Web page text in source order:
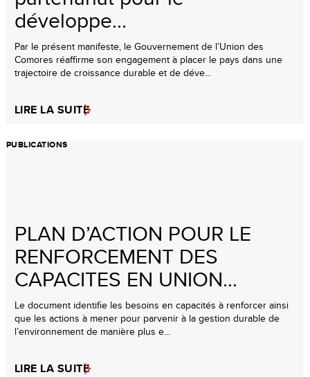
développe...
Par le présent manifeste, le Gouvernement de l’Union des
Comores réaffirme son engagement à placer le pays dans une
trajectoire de croissance durable et de déve...
LIRE LA SUITE
PUBLICATIONS
PLAN D’ACTION POUR LE
RENFORCEMENT DES
CAPACITES EN UNION...
Le document identifie les besoins en capacités à renforcer ainsi
que les actions à mener pour parvenir à la gestion durable de
l’environnement de manière plus e...
LIRE LA SUITE